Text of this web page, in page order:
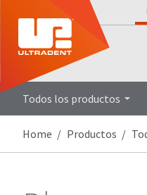
Todos los productos
Home Productos